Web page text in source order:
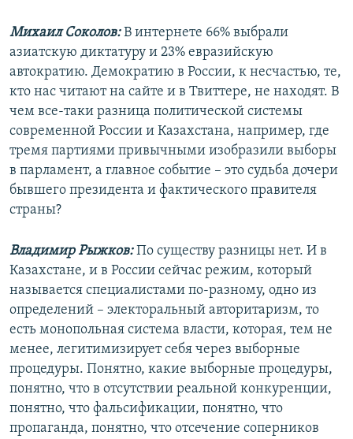
1080p
Михаил Соколов:В интернете 66% выбрали
азиатскую диктатуру и 23% евразийскую
автократию. Демократию в России, к несчастью, те,
кто нас читают на сайте и в Твиттере, не находят. В
чем все-таки разница политической системы
современной России и Казахстана, например, где
тремя партиями привычными изобразили выборы
в парламент, а главное событие – это судьба дочери
бывшего президента и фактического правителя
страны?
Владимир Рыжков:По существу разницы нет. И в
Казахстане, и в России сейчас режим, который
называется специалистами по-разному, одно из
определений – электоральный авторитаризм, то
есть монопольная система власти, которая, тем не
менее, легитимизирует себя через выборные
процедуры. Понятно, какие выборные процедуры,
понятно, что в отсутствии реальной конкуренции,
понятно, что фальсификации, понятно, что
пропаганда, понятно, что отсечение соперников